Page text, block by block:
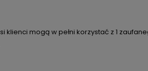
klienci mogą w pełni korzystać z 1